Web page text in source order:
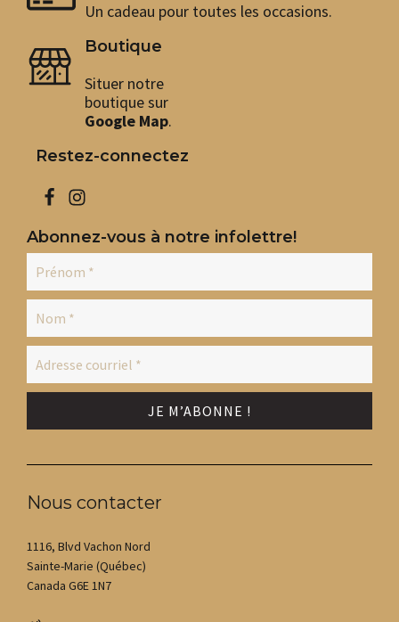
Un cadeau pour toutes les occasions.
Boutique
Situer notre
boutique sur
Google Map.
Restez-connectez
Abonnez-vous à notre infolettre!
Nous contacter
1116, Blvd Vachon Nord
Sainte-Marie (Québec)
Canada G6E 1N7